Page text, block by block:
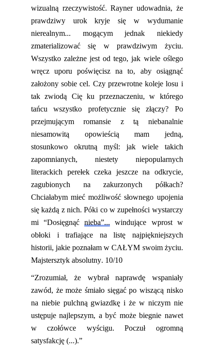
wizualną rzeczywistość.Rayner udowadnia, że
prawdziwy urokkryje się w wydumanie
nierealnym... mogącym jednak niekiedy
zmaterializować się w prawdziwym życiu.
Wszystko zależne jest od tego, jak wiele oślego
wręcz uporupoświęcisz na to, aby osiągnąć
założony sobie cel. Czy przewrotne koleje losu i
tak zwiodą Cię ku przeznaczeniu, w którego
tańcu wszystko profetycznie się złączy? Po
przejmującym romansie z tą niebanalnie
niesamowitą opowieścią mam jedną,
stosunkowo okrutną myśl: jak wiele takich
zapomnianych, niestety niepopularnych
literackich perełek czeka jeszcze na odkrycie,
zagubionych na zakurzonych półkach?
Chciałabym mieć możliwośćsłownego upojenia
się każdą z nich. Póki co w zupełności wystarczy
mi “Dosięgnąćnieba”... windujące wprost w
obłoki i trafiające na listę najpiękniejszych
historii, jakie poznałam wCAŁYM swoim życiu.
Majstersztyk absolutny. 10/10
“Zrozumiał, że wybrał naprawdę wspaniały
zawód, że może śmiało sięgać po wiszącą nisko
na niebie pulchną gwiazdkę i że w niczym nie
ustępuje najlepszym, a być może biegnie nawet
w czołówce wyścigu. Poczuł ogromną
satysfakcję (...).”